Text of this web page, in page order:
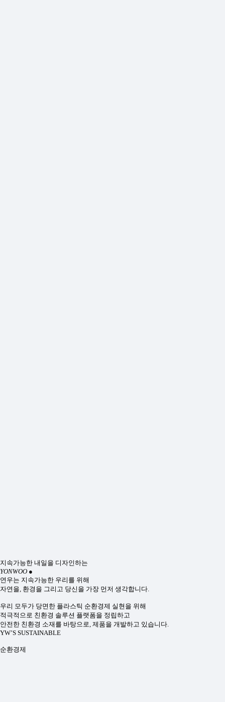
지속가능한 내일을 디자인하는
YONWOO ●
연우는 지속가능한 우리를 위해
자연을, 환경을 그리고 당신을 가장 먼저 생각합니다.
우리 모두가 당면한 플라스틱 순환경제 실현을 위해
적극적으로 친환경 솔루션 플랫폼을 정립하고
안전한 친환경 소재를 바탕으로, 제품을 개발하고 있습니다.
YW’S SUSTAINABLE
순환경제